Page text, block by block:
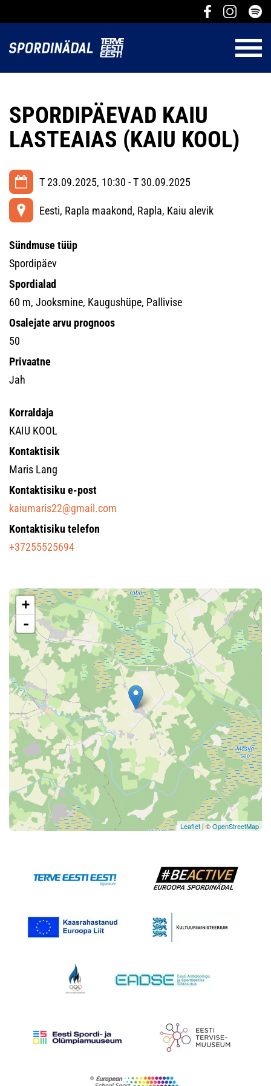
SPORDIPÄEVAD KAIU
LASTEAIAS (KAIU KOOL)
T 23.09.2025, 10:30 - T 30.09.2025
Eesti, Rapla maakond, Rapla, Kaiu alevik
Sündmuse tüüp
Spordipäev
Spordialad
60 m, Jooksmine, Kaugushüpe, Pallivise
Osalejate arvu prognoos
50
Privaatne
Jah
Korraldaja
KAIU KOOL
Kontaktisik
Maris Lang
Kontaktisiku e-post
kaiumaris22@gmail.com
Kontaktisiku telefon
+37255525694
+
-
Leaflet| ©OpenStreetMap